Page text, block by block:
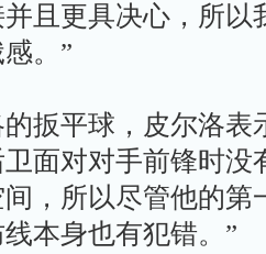
且更具决心，所以
。”
平球，皮尔洛表
面对对手前锋时没
，所以尽管他的第
本身也有犯错。”